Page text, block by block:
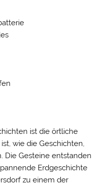
ist die örtliche
wie die Geschichten,
Die Gesteine entstanden
Erdgeschichte
zu einem der